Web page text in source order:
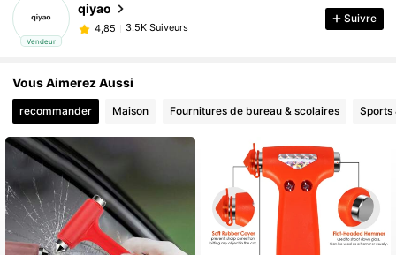
Vendeur
qiyao
4,85 3.5K Suiveurs
Suivre
Vous Aimerez Aussi
recommander Maison Fournitures de bureau & scolaires Sports